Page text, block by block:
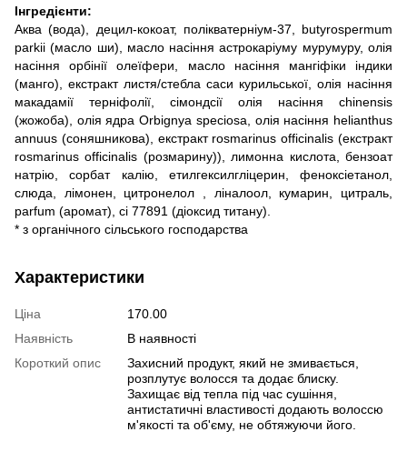
Інгредієнти:
Аква (вода), децил-кокоат, полікватерніум-37, butyrospermum
parkii (масло ши), масло насіння астрокаріуму мурумуру, олія
насіння орбінії олеїфери, масло насіння мангіфіки індики
(манго), екстракт листя/стебла саси курильської, олія насіння
макадамії терніфолії, сімондсії олія насіння chinensis
(жожоба), олія ядра Orbignya speciosa, олія насіння helianthus
annuus (соняшникова), екстракт rosmarinus officinalis (екстракт
rosmarinus officinalis (розмарину)), лимонна кислота, бензоат
натрію, сорбат калію, етилгексилгліцерин, феноксіетанол,
слюда, лімонен, цитронелол , ліналоол, кумарин, цитраль,
parfum (аромат), ci 77891 (діоксид титану).
* з органічного сільського господарства
Характеристики
Ціна
170.00
Наявність
В наявності
Короткий опис
Захисний продукт, який не змивається,
розплутує волосся та додає блиску.
Захищає від тепла під час сушіння,
антистатичні властивості додають волоссю
м'якості та об'єму, не обтяжуючи його.